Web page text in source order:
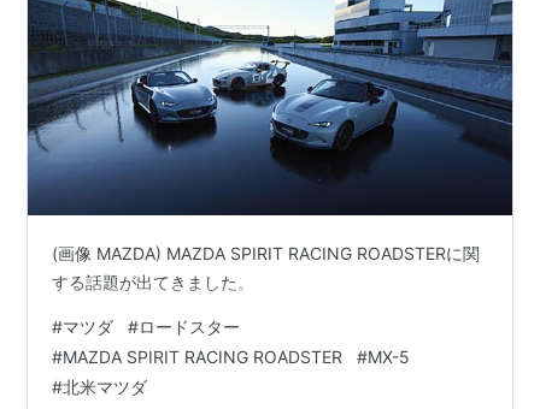
(画像 MAZDA) MAZDA SPIRIT RACING ROADSTERに関
する話題が出てきました。
#マツダ #ロードスター
#MAZDA SPIRIT RACING ROADSTER #MX-5
#北米マツダ